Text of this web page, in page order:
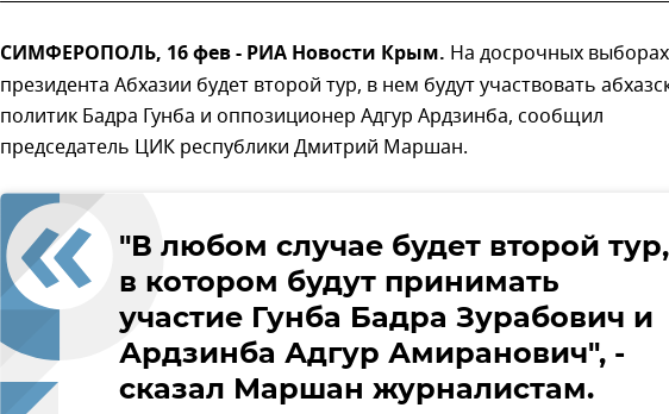
СИМФЕРОПОЛЬ, 16 фев - РИА Новости Крым. На досрочных выборах
президента Абхазии будет второй тур, в нем будут участвовать
политик Бадра Гунба и оппозиционер Адгур Ардзинба, сообщил
председатель ЦИК республики Дмитрий Маршан.
"В любом случае будет второй тур,
в котором будут принимать
участие Гунба Бадра Зурабович и
Ардзинба Адгур Амиранович", -
сказал Маршан журналистам.